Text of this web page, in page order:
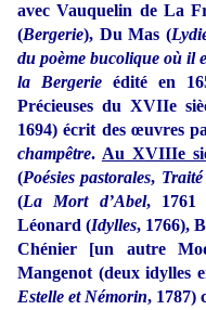
avec Vauquelin de La
(Bergerie), Du Mas (
du poème bucolique où il
la Bergerieédité en
Précieuses du XVIIe
1694) écrit des œuvres
champêtre. Au XVIIIe
(Poésies pastorales,
(La Mort d’Abel,
Léonard (Idylles, 1766),
Chénier [un autre
Mangenot (deux idylles
Estelle et Némorin, 1787)